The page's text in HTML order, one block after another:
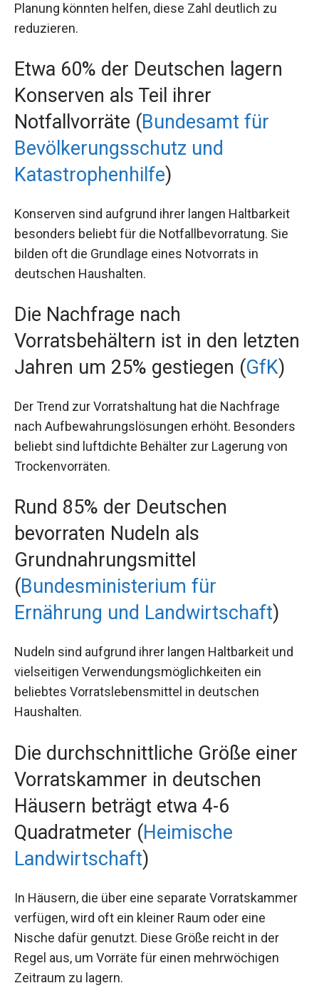
Planung könnten helfen, diese Zahl deutlich zu
reduzieren.
Etwa 60% der Deutschen lagern
Konserven als Teil ihrer
Notfallvorräte (Bundesamt für
Bevölkerungsschutz und
Katastrophenhilfe)
Konserven sind aufgrund ihrer langen Haltbarkeit
besonders beliebt für die Notfallbevorratung. Sie
bilden oft die Grundlage eines Notvorrats in
deutschen Haushalten.
Die Nachfrage nach
Vorratsbehältern ist in den letzten
Jahren um 25% gestiegen (GfK)
Der Trend zur Vorratshaltung hat die Nachfrage
nach Aufbewahrungslösungen erhöht. Besonders
beliebt sind luftdichte Behälter zur Lagerung von
Trockenvorräten.
Rund 85% der Deutschen
bevorraten Nudeln als
Grundnahrungsmittel
(Bundesministerium für
Ernährung und Landwirtschaft)
Nudeln sind aufgrund ihrer langen Haltbarkeit und
vielseitigen Verwendungsmöglichkeiten ein
beliebtes Vorratslebensmittel in deutschen
Haushalten.
Die durchschnittliche Größe einer
Vorratskammer in deutschen
Häusern beträgt etwa 4-6
Quadratmeter (Heimische
Landwirtschaft)
In Häusern, die über eine separate Vorratskammer
verfügen, wird oft ein kleiner Raum oder eine
Nische dafür genutzt. Diese Größe reicht in der
Regel aus, um Vorräte für einen mehrwöchigen
Zeitraum zu lagern.